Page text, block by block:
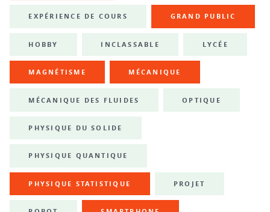
EXPÉRIENCE DE COURS GRAND PUBLIC
HOBBY INCLASSABLE LYCÉE
MAGNÉTISME MÉCANIQUE
MÉCANIQUE DES FLUIDES OPTIQUE
PHYSIQUE DU SOLIDE
PHYSIQUE QUANTIQUE
PHYSIQUE STATISTIQUE PROJET